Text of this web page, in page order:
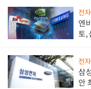
전
엔
토,
전
삼
안